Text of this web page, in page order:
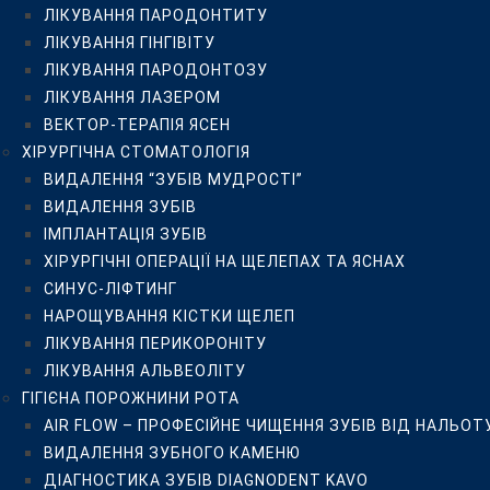
СИНУС-ЛІФТИНГ
НАРОЩУВАННЯ КІСТКИ ЩЕЛЕП
ЛІКУВАННЯ ПЕРИКОРОНІТУ
ЛІКУВАННЯ АЛЬВЕОЛІТУ
ГІГІЄНА ПОРОЖНИНИ РОТА
AIR FLOW – ПРОФЕСІЙНЕ ЧИЩЕННЯ ЗУБІВ ВІД
ВИДАЛЕННЯ ЗУБНОГО КАМЕНЮ
ДІАГНОСТИКА ЗУБІВ DIAGNODENT KAVO
ОЗОНОТЕРАПІЯ HEALOZONE
ДИТЯЧА СТОМАТОЛОГІЯ
БЕЗБОЛІСНЕ ВИДАЛЕННЯ МОЛОЧНИХ ЗУБІВ
ЗОВНІШНЯ ГЕРМЕТИЗАЦІЯ ФІСУР ПОСТІЙНИХ І
ЛІКУВАННЯ МОЛОЧНИХ ЗУБІВ БЕЗ БОЛЮ
ДИТЯЧИЙ ОРТОДОНТ
ОРТОДОНТИЧНЕ ЛІКУВАННЯ
ВСТАНОВЛЕННЯ БРЕКЕТІВ В КИЄВІ
МЕТАЛЕВІ БРЕКЕТИ
КЕРАМІЧНІ БРЕКЕТИ
ЛІКУВАННЯ ПАРОДОНТИТУ
ЛІКУВАННЯ ГІНГІВІТУ
ЛІКУВАННЯ ПАРОДОНТОЗУ
ЛІКУВАННЯ ЛАЗЕРОМ
ВЕКТОР-ТЕРАПІЯ ЯСЕН
ХІРУРГІЧНА СТОМАТОЛОГІЯ
ВИДАЛЕННЯ “ЗУБІВ МУДРОСТІ”
ВИДАЛЕННЯ ЗУБІВ
ІМПЛАНТАЦІЯ ЗУБІВ
ХІРУРГІЧНІ ОПЕРАЦІЇ НА ЩЕЛЕПАХ ТА ЯСНАХ
СИНУС-ЛІФТИНГ
НАРОЩУВАННЯ КІСТКИ ЩЕЛЕП
ЛІКУВАННЯ ПЕРИКОРОНІТУ
ЛІКУВАННЯ АЛЬВЕОЛІТУ
ГІГІЄНА ПОРОЖНИНИ РОТА
AIR FLOW – ПРОФЕСІЙНЕ ЧИЩЕННЯ ЗУБІВ ВІД
ВИДАЛЕННЯ ЗУБНОГО КАМЕНЮ
ДІАГНОСТИКА ЗУБІВ DIAGNODENT KAVO